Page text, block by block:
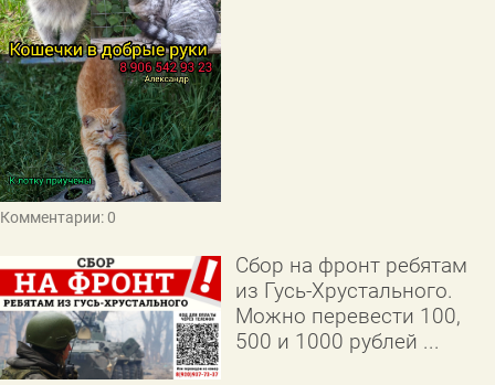
Комментарии: 0
Сбор на фронт ребятам
из Гусь-Хрустального.
Можно перевести 100,
500 и 1000 рублей ...